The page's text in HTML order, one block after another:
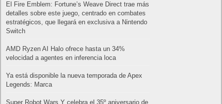
El Fire Emblem: Fortune’s Weave Direct trae más
detalles sobre este juego, centrado en combates
estratégicos, que llegará en exclusiva a Nintendo
Switch
AMD Ryzen AI Halo ofrece hasta un 34%
velocidad a agentes en inferencia loca
Ya está disponible la nueva temporada de Apex
Legends: Marca
Super Robot Wars Y celebra el 35º aniversario de